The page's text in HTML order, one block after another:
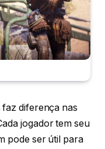
faz diferença nas
jogador tem seu
pode ser útil para